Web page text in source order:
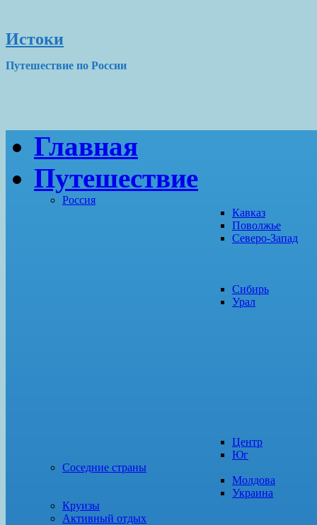
Истоки
Путешествие по России
Главная
Путешествие
Россия
Кавказ
Поволжье
Северо-Запад
Сибирь
Урал
Центр
Юг
Соседние страны
Молдова
Украина
Круизы
Активный отдых